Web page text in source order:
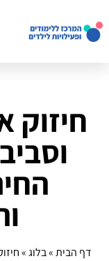
חיזוק
דף הבית»בלוג»